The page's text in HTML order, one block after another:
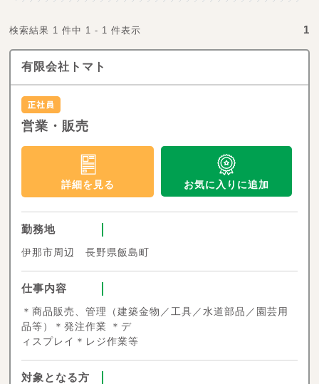
検索結果 1 件中 1 - 1 件表示 1
有限会社トマト
営業・販売
詳細を見る お気に入りに追加
勤務地
伊那市周辺 長野県飯島町
仕事内容
＊商品販売、管理（建築金物／工具／水道部品／園芸用
品等）＊発注作業 ＊デ
ィスプレイ＊レジ作業等
対象となる方